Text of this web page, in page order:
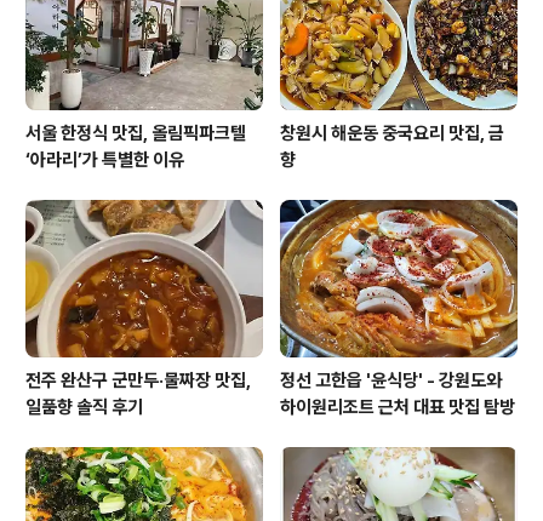
서울 한정식 맛집, 올림픽파크텔
‘아라리’가 특별한 이유
창원시 해운동 중국요리 맛집, 금
향
전주 완산구 군만두·물짜장 맛집,
일품향 솔직 후기
정선 고한읍 '윤식당' - 강원도와
하이원리조트 근처 대표 맛집 탐방